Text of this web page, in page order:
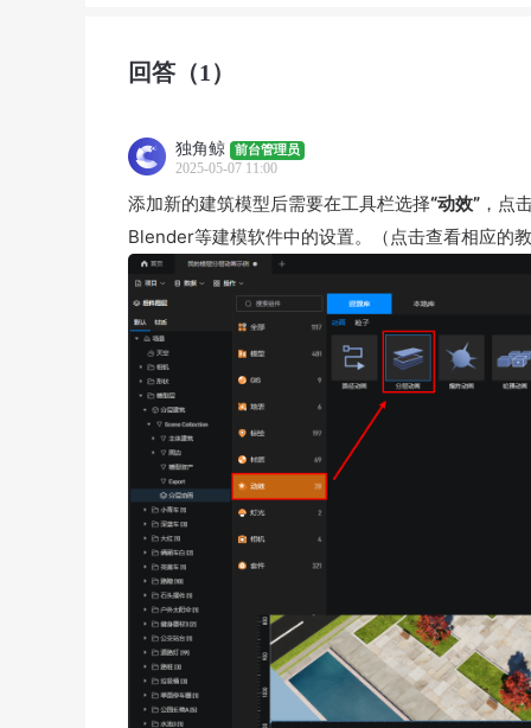
回答 （1）
独角鲸 前台管理员
2025-05-07 11:00
添加新的建筑模型后需要在工具栏选择“动效” ，点
Blender等建模软件中的设置。（点击查看相应的